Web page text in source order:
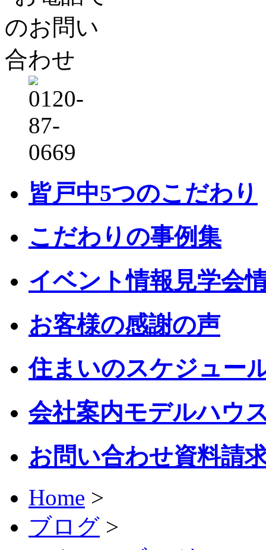
皆戸中5つのこだわり
こだわりの事例集
イベント情報見学会
お客様の感謝の声
住まいのスケジュー
会社案内モデルハウ
お問い合わせ資料請
Home >
ブログ >